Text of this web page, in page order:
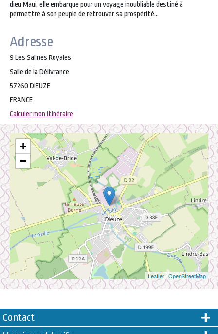
dieu Maui, elle embarque pour un voyage inoubliable destiné à
permettre à son peuple de retrouver sa prospérité…
Adresse
9 Les Salines Royales
Salle de la Délivrance
57260 DIEUZE
FRANCE
Calculer mon itinéraire
+
−
Leaflet| OpenStreetMap
Contact